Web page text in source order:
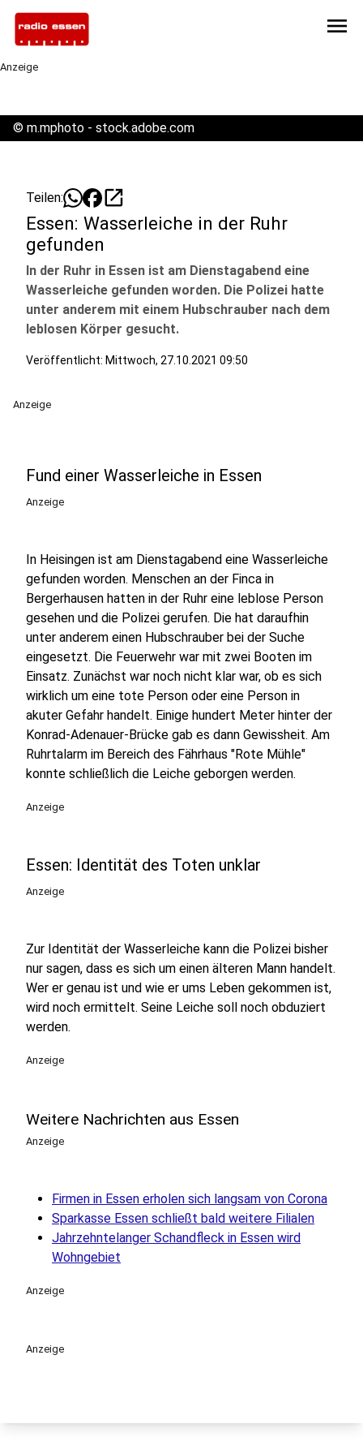
menu
Anzeige
© m.mphoto - stock.adobe.com
Teilen: open_in_new
Essen: Wasserleiche in der Ruhr
gefunden
In der Ruhr in Essen ist am Dienstagabend eine
Wasserleiche gefunden worden. Die Polizei hatte
unter anderem mit einem Hubschrauber nach dem
leblosen Körper gesucht.
Veröffentlicht: Mittwoch, 27.10.2021 09:50
Anzeige
Fund einer Wasserleiche in Essen
Anzeige
In Heisingen ist am Dienstagabend eine Wasserleiche
gefunden worden. Menschen an der Finca in
Bergerhausen hatten in der Ruhr eine leblose Person
gesehen und die Polizei gerufen. Die hat daraufhin
unter anderem einen Hubschrauber bei der Suche
eingesetzt. Die Feuerwehr war mit zwei Booten im
Einsatz. Zunächst war noch nicht klar war, ob es sich
wirklich um eine tote Person oder eine Person in
akuter Gefahr handelt. Einige hundert Meter hinter der
Konrad-Adenauer-Brücke gab es dann Gewissheit. Am
Ruhrtalarm im Bereich des Fährhaus "Rote Mühle"
konnte schließlich die Leiche geborgen werden.
Anzeige
Essen: Identität des Toten unklar
Anzeige
Zur Identität der Wasserleiche kann die Polizei bisher
nur sagen, dass es sich um einen älteren Mann handelt.
Wer er genau ist und wie er ums Leben gekommen ist,
wird noch ermittelt. Seine Leiche soll noch obduziert
werden.
Anzeige
Weitere Nachrichten aus Essen
Anzeige
Firmen in Essen erholen sich langsam von Corona
Sparkasse Essen schließt bald weitere Filialen
Jahrzehntelanger Schandfleck in Essen wird
Wohngebiet
Anzeige
Anzeige